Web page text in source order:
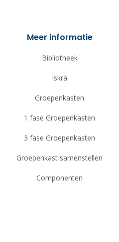
Meer informatie
Bibliotheek
Iskra
Groepenkasten
1 fase Groepenkasten
3 fase Groepenkasten
Groepenkast samenstellen
Componenten